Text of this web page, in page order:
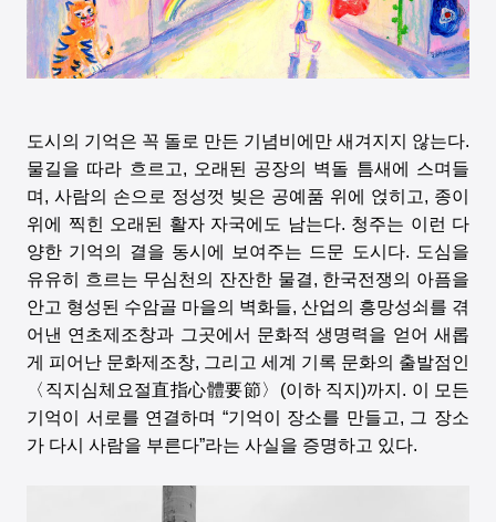
도시의 기억은 꼭 돌로 만든 기념비에만 새겨지지 않는다.
물길을 따라 흐르고, 오래된 공장의 벽돌 틈새에 스며들
며, 사람의 손으로 정성껏 빚은 공예품 위에 얹히고, 종이
위에 찍힌 오래된 활자 자국에도 남는다. 청주는 이런 다
양한 기억의 결을 동시에 보여주는 드문 도시다. 도심을
유유히 흐르는 무심천의 잔잔한 물결, 한국전쟁의 아픔을
안고 형성된 수암골 마을의 벽화들, 산업의 흥망성쇠를 겪
어낸 연초제조창과 그곳에서 문화적 생명력을 얻어 새롭
게 피어난 문화제조창, 그리고 세계 기록 문화의 출발점인
〈직지심체요절直指心體要節〉(이하 직지)까지. 이 모든
기억이 서로를 연결하며 “기억이 장소를 만들고, 그 장소
가 다시 사람을 부른다”라는 사실을 증명하고 있다.